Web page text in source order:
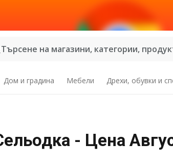
Търсене на магазини, категории,
Дом и градина Мебели Дрехи, обувки и
- Цена